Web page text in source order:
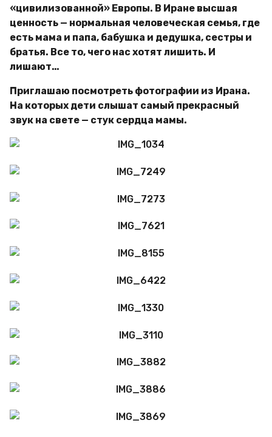
«цивилизованной» Европы. В Иране высшая
ценность — нормальная человеческая семья, где
есть мама и папа, бабушка и дедушка, сестры и
братья. Все то, чего нас хотят лишить. И
лишают…
Приглашаю посмотреть фотографии из Ирана.
На которых дети слышат самый прекрасный
звук на свете — стук сердца мамы.